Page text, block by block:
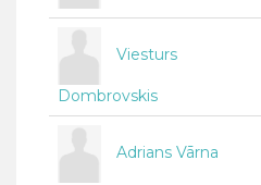
Viesturs
Dombrovskis
Adrians Vārna